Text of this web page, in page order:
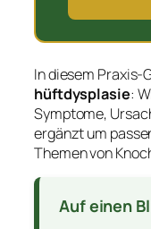
In diesem Praxis-
hüftdysplasie:
Symptome,
ergänzt um
Themen von
Auf einen